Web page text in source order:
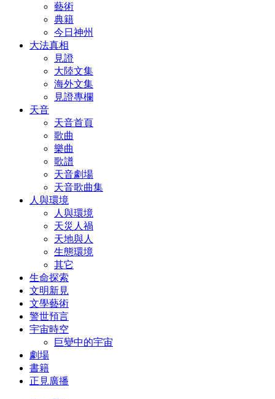
藝術
典籍
今日神州
大法真相
見證
大陸文集
海外文集
見證專欄
天音
天音首頁
歌曲
樂曲
歌譜
天音劇場
天音歌曲集
人與環境
人與環境
天災人禍
天地與人
生態環境
其它
生命探索
文明新見
文學藝術
警世預言
宇宙時空
巨變中的宇宙
劇場
書籍
正見廣播